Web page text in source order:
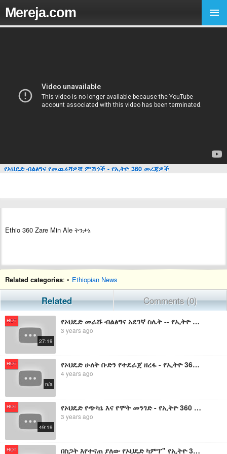
Mereja.com
የኦህዴድ ብልፅግና የመጨሩሻዎቹ ምሽጎች - የኢትዮ 360 መረጃዎች
Ethio 360 Zare Min Ale ትንታኔ
Related categories: • Ethiopian News
Related Comments (0)
HOT
27:19
የኦህዴድ መራሹ ብልፅግና አደገኛ ስሌት -- የኢትዮ 360 መረጃዎች
3 years ago
HOT
n/a
የኦህዴድ ሁለት ቡድን የተደራጀ ዘረፋ - የኢትዮ 360 መረጃዎች
4 years ago
HOT
49:19
የኦህዴድ የጭካኔ እና የሞት መንገድ - የኢትዮ 360 መረጃዎች
3 years ago
HOT በስጋት እየተናጠ ያለው የኦህዴድ ካምፕ" የኢትዮ 360 መረጃዎች